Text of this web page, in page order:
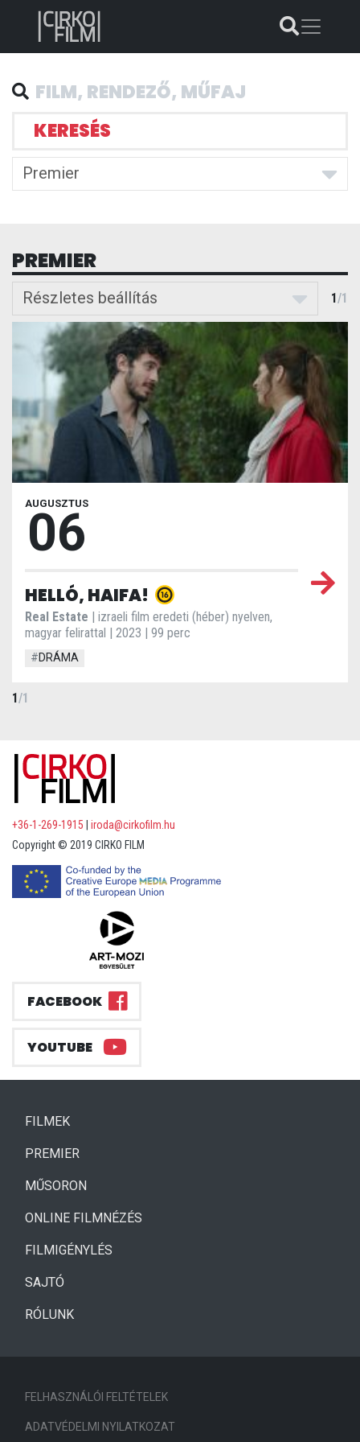
KERESÉS
Premier
PREMIER
Részletes beállítás 1/1
AUGUSZTUS
06
HELLÓ, HAIFA!
Real Estate | izraeli film eredeti (héber) nyelven,
magyar felirattal | 2023 | 99 perc
#DRÁMA
1/1
+36-1-269-1915
iroda@cirkofilm.hu
Copyright © 2019 CIRKO FILM
FACEBOOK
YOUTUBE
FILMEK(CURRENT)
PREMIER
MŰSORON
ONLINE FILMNÉZÉS
FILMIGÉNYLÉS
SAJTÓ
RÓLUNK
FELHASZNÁLÓI FELTÉTELEK
ADATVÉDELMI NYILATKOZAT